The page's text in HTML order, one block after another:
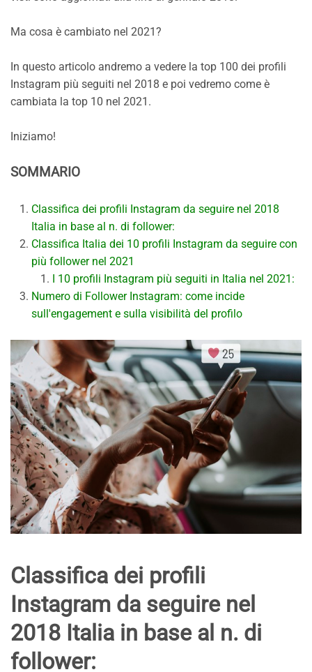
Ma cosa è cambiato nel 2021?
In questo articolo andremo a vedere la top 100 dei profili
Instagram più seguiti nel 2018 e poi vedremo come è
cambiata la top 10 nel 2021.
Iniziamo!
SOMMARIO
Classifica dei profili Instagram da seguire nel 2018
Italia in base al n. di follower:
Classifica Italia dei 10 profili Instagram da seguire con
più follower nel 2021
I 10 profili Instagram più seguiti in Italia nel 2021:
Numero di Follower Instagram: come incide
sull'engagement e sulla visibilità del profilo
Classifica dei profili
Instagram da seguire nel
2018 Italia in base al n. di
follower: